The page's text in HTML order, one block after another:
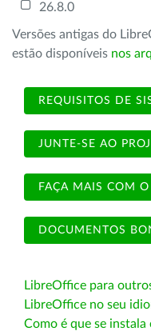
26.8.0
Versões antigas do
estão disponíveis nos
REQUISITOS DE
JUNTE-SE AO
FAÇA MAIS COM
DOCUMENTOS
LibreOffice para
LibreOffice no seu
Como é que se instala